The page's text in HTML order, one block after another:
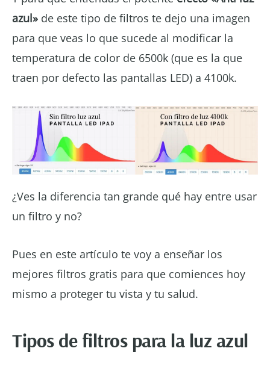
azul» de este tipo de filtros te dejo una imagen
para que veas lo que sucede al modificar la
temperatura de color de 6500k (que es la que
traen por defecto las pantallas LED) a 4100k.
¿Ves la diferencia tan grande qué hay entre usar
un filtro y no?
Pues en este artículo te voy a enseñar los
mejores filtros gratis para que comiences hoy
mismo a proteger tu vista y tu salud.
Tipos de filtros para la luz azul